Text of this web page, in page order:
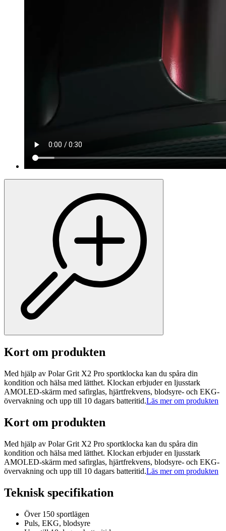
Kort om produkten
Med hjälp av Polar Grit X2 Pro sportklocka kan du spåra din
kondition och hälsa med lätthet. Klockan erbjuder en ljusstark
AMOLED-skärm med safirglas, hjärtfrekvens, blodsyre- och EKG-
övervakning och upp till 10 dagars batteritid.Läs mer om produkten
Kort om produkten
Med hjälp av Polar Grit X2 Pro sportklocka kan du spåra din
kondition och hälsa med lätthet. Klockan erbjuder en ljusstark
AMOLED-skärm med safirglas, hjärtfrekvens, blodsyre- och EKG-
övervakning och upp till 10 dagars batteritid.Läs mer om produkten
Teknisk specifikation
Över 150 sportlägen
Puls, EKG, blodsyre